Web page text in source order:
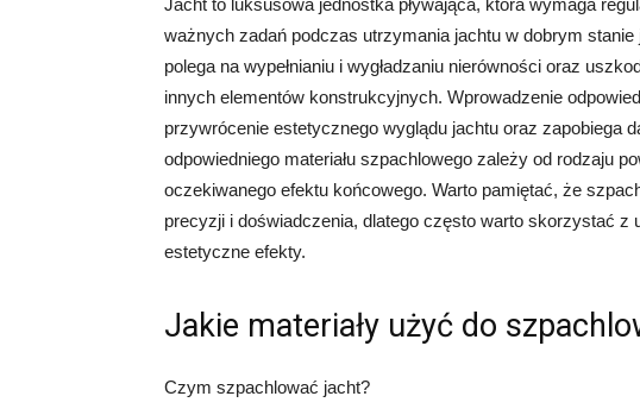
Jacht to luksusowa jednostka pływająca, która wymaga
ważnych zadań podczas utrzymania jachtu w dobrym
polega na wypełnianiu i wygładzaniu nierówności oraz
innych elementów konstrukcyjnych. Wprowadzenie
przywrócenie estetycznego wyglądu jachtu oraz zapobiega
odpowiedniego materiału szpachlowego zależy od rodzaju
oczekiwanego efektu końcowego. Warto pamiętać, że
precyzji i doświadczenia, dlatego często warto skorzystać z
estetyczne efekty.
Jakie materiały użyć do
Czym szpachlować jacht?